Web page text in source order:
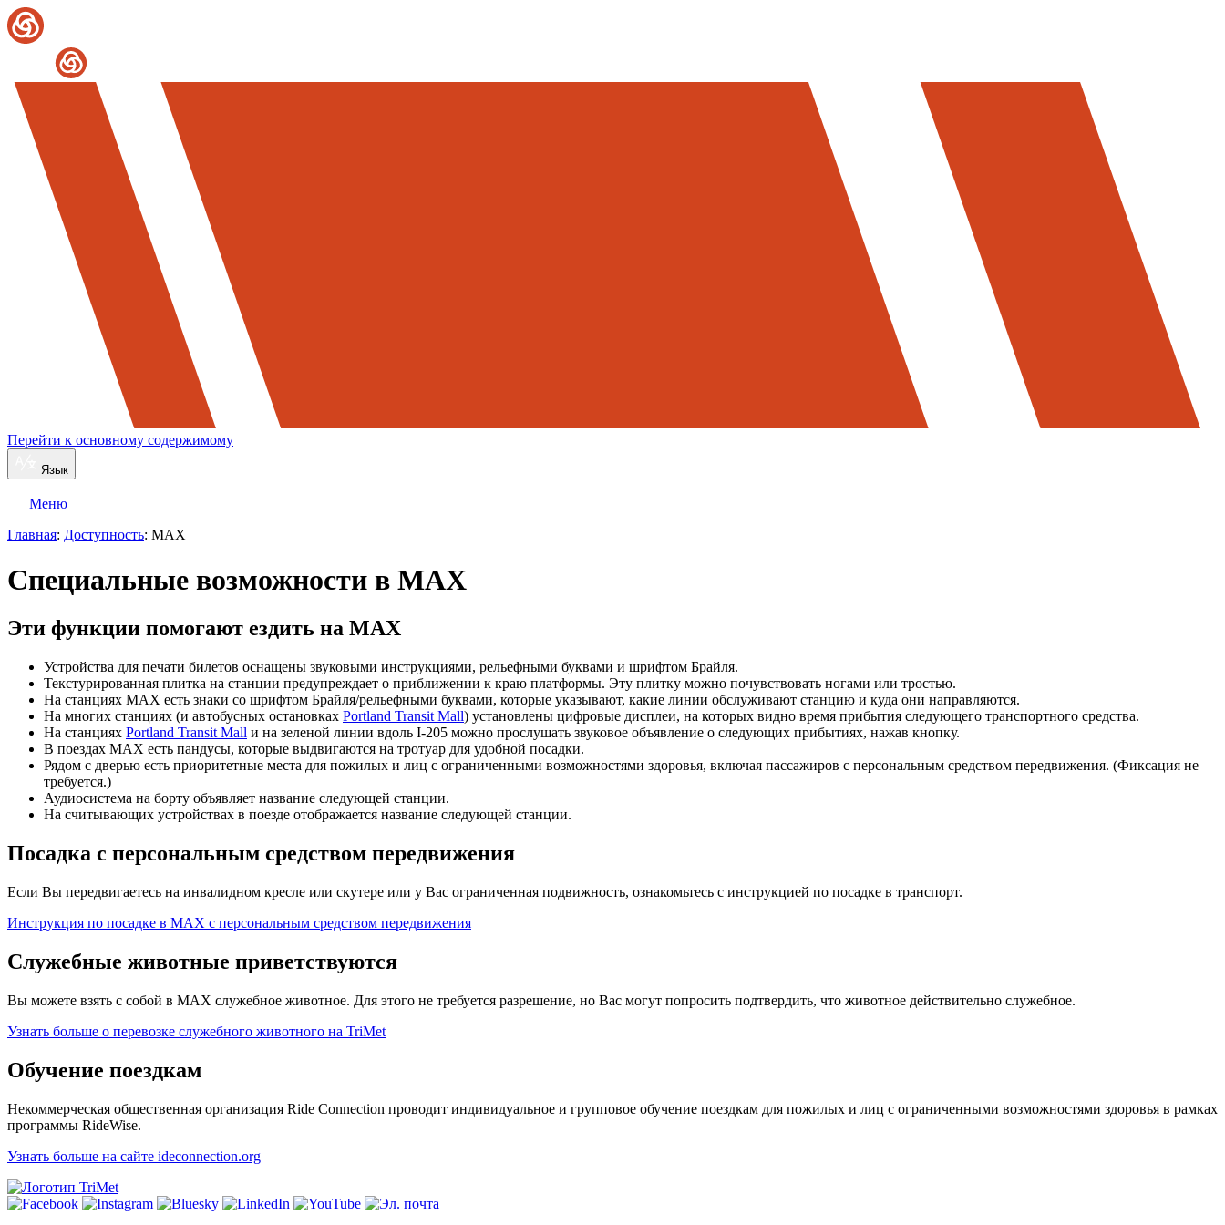
Перейти к основному содержимому
Язык
Меню
Главная: Доступность: MAX
Специальные возможности в MAX
Эти функции помогают ездить на MAX
Устройства для печати билетов оснащены звуковыми инструкциями, рельефными буквами и шрифтом Брайля.
Текстурированная плитка на станции предупреждает о приближении к краю платформы. Эту плитку можно почувствовать ногами или тростью.
На станциях MAX есть знаки со шрифтом Брайля/рельефными буквами, которые указывают, какие линии обслуживают станцию и куда они направляются.
На многих станциях (и автобусных остановках Portland Transit Mall) установлены цифровые дисплеи, на которых видно время прибытия следующего транспортного средства.
На станциях Portland Transit Mall и на зеленой линии вдоль I-205 можно прослушать звуковое объявление о следующих прибытиях, нажав кнопку.
В поездах MAX есть пандусы, которые выдвигаются на тротуар для удобной посадки.
Рядом с дверью есть приоритетные места для пожилых и лиц с ограниченными возможностями здоровья, включая пассажиров с персональным средством передвижения. (Фиксация не
требуется.)
Аудиосистема на борту объявляет название следующей станции.
На считывающих устройствах в поезде отображается название следующей станции.
Посадка с персональным средством передвижения
Если Вы передвигаетесь на инвалидном кресле или скутере или у Вас ограниченная подвижность, ознакомьтесь с инструкцией по посадке в транспорт.
Инструкция по посадке в MAX с персональным средством передвижения
Служебные животные приветствуются
Вы можете взять с собой в MAX служебное животное. Для этого не требуется разрешение, но Вас могут попросить подтвердить, что животное действительно служебное.
Узнать больше о перевозке служебного животного на TriMet
Обучение поездкам
Некоммерческая общественная организация Ride Connection проводит индивидуальное и групповое обучение поездкам для пожилых и лиц с ограниченными возможностями здоровья в рамках
программы RideWise.
Узнать больше на сайте ideconnection.org